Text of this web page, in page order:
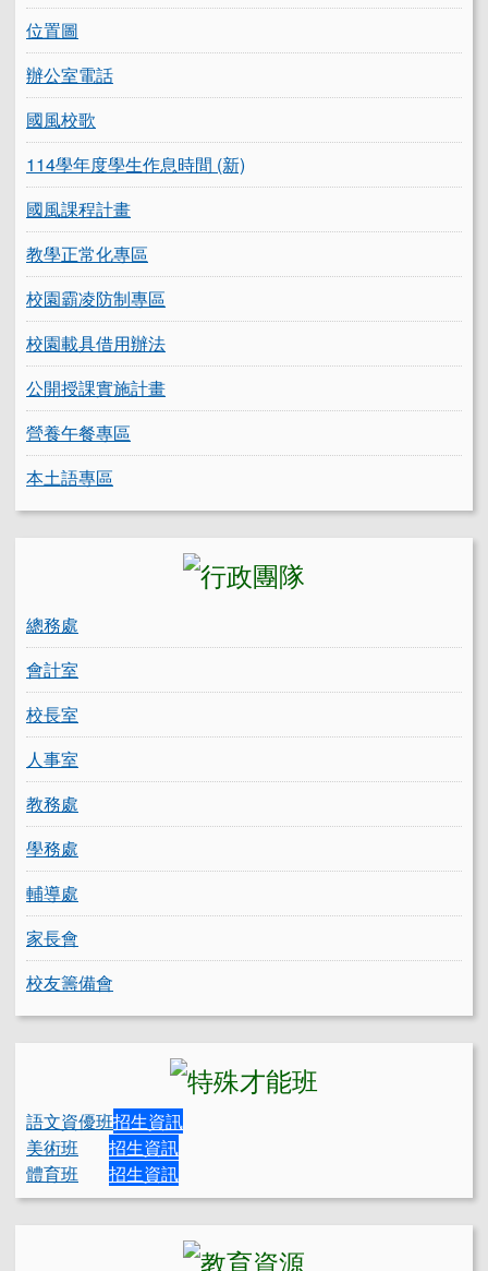
位置圖
辦公室電話
國風校歌
114學年度學生作息時間 (新)
國風課程計畫
教學正常化專區
校園霸凌防制專區
校園載具借用辦法
公開授課實施計畫
營養午餐專區
本土語專區
總務處
會計室
校長室
人事室
教務處
學務處
輔導處
家長會
校友籌備會
語文資優班招生資訊
美術班
招生資訊
體育班
招生資訊